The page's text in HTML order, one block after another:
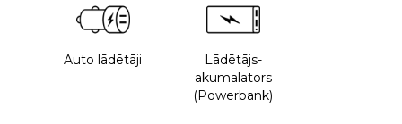
Auto lādētāji
Lādētājs-
akumalators
(Powerbank)